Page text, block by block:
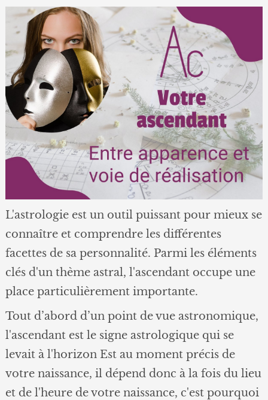
L'astrologie est un outil puissant pour mieux se
connaître et comprendre les différentes
facettes de sa personnalité. Parmi les éléments
clés d'un thème astral, l'ascendant occupe une
place particulièrement importante.
Tout d’abord d’un point de vue astronomique,
l'ascendant est le signe astrologique qui se
levait à l'horizon Est au moment précis de
votre naissance, il dépend donc à la fois du lieu
et de l'heure de votre naissance, c'est pourquoi